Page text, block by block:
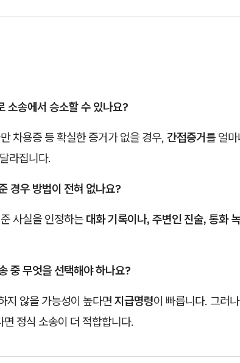
소송에서 승소할 수 있나요?
차용증 등 확실한 증거가 없을 경우, 간접증거를 얼
라집니다.
경우 방법이 전혀 없나요?
사실을 인정하는 대화 기록이나, 주변인 진술, 통화
중 무엇을 선택해야 하나요?
지 않을 가능성이 높다면 지급명령이 빠릅니다. 그러
정식 소송이 더 적합합니다.